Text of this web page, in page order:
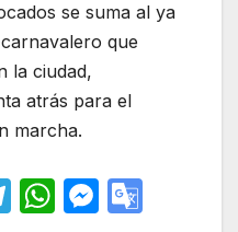
se suma al ya
que
la ciudad,
atrás para el
marcha.
T
W M